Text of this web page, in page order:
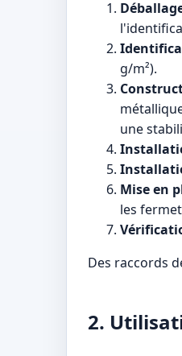
g/m²).
une
Mise en
les
Des raccords
2.